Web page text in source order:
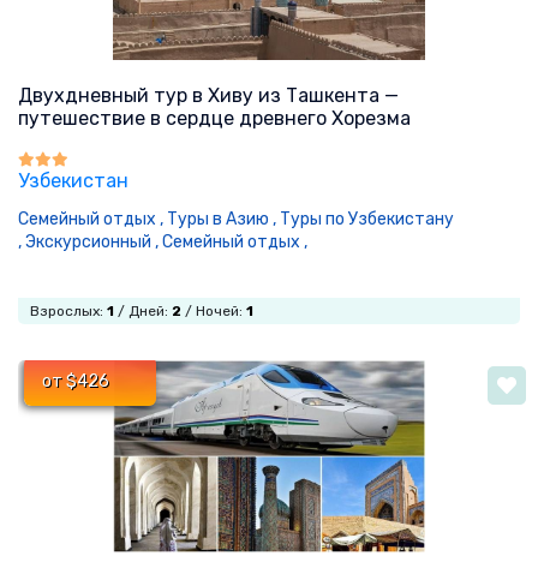
Двухдневный тур в Хиву из Ташкента —
путешествие в сердце древнего Хорезма
Узбекистан
Семейный отдых , Туры в Азию , Туры по Узбекистану
,Экскурсионный ,Семейный отдых ,
Взрослых: 1 / Дней: 2 / Ночей: 1
от $426